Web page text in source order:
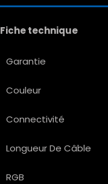
Fiche technique
Garantie
Couleur
Connectivité
Longueur De Câble
RGB